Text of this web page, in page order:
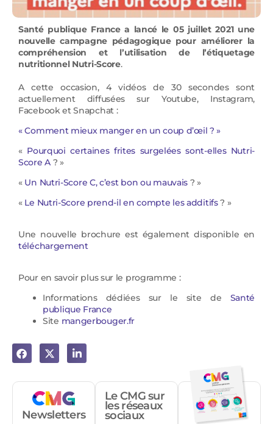
Santé publique France a lancé le 05 juillet 2021 une
nouvelle campagne pédagogique pour améliorer la
compréhension et l’utilisation de l’étiquetage
nutritionnel Nutri-Score.
A cette occasion, 4 vidéos de 30 secondes sont
actuellement diffusées sur Youtube, Instagram,
Facebook et Snapchat :
« Comment mieux manger en un coup d’œil ? »
« Pourquoi certaines frites surgelées sont-elles Nutri-
Score A ? »
« Un Nutri-Score C, c’est bon ou mauvais ? »
« Le Nutri-Score prend-il en compte les additifs? »
Une nouvelle brochure est également disponible en
téléchargement
Pour en savoir plus sur le programme :
Informations dédiées sur le site de Santé
publique France
Site mangerbouger.fr
Newsletters
Le CMG sur
les réseaux
sociaux